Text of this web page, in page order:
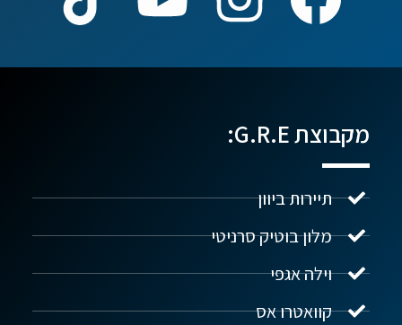
מקבוצת G.R.E:
תיירות ביוון
מלון בוטיק סרניטי
וילה אגפי
קוואטרו אס
נדל"ן ביוון G.R.E